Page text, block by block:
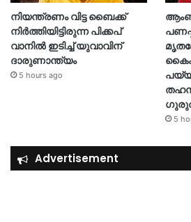
നിയന്ത്രണം വിട്ട ബൈക്ക്
നിർത്തിയിട്ടിരുന്ന പിക്കപ്
വാനിൽ ഇടിച്ച് യുവാവിന്
ദാരുണാന്ത്യം
5 hours ago
5
Advertisement